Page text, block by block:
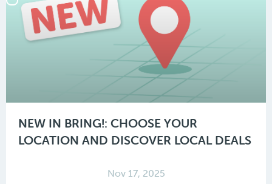
NEW IN BRING!: CHOOSE YOUR
LOCATION AND DISCOVER LOCAL DEALS
Nov 17, 2025